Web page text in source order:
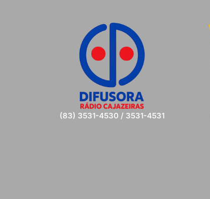
(83) 3531-4530 / 3531-4531